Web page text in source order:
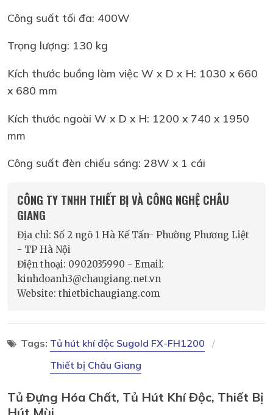
Công suất tối đa: 400W
Trọng lượng: 130 kg
Kích thước buồng làm việc W x D x H: 1030 x 660
x 680 mm
Kích thước ngoài W x D x H: 1200 x 740 x 1950
mm
Công suất đèn chiếu sáng: 28W x 1 cái
CÔNG TY TNHH THIẾT BỊ VÀ CÔNG NGHỆ CHÂU
GIANG
Địa chỉ: Số 2 ngõ 1 Hà Kế Tấn- Phường Phương Liệt
- TP Hà Nội
Điện thoại: 0902035990 - Email:
kinhdoanh3@chaugiang.net.vn
Website: thietbichaugiang.com
Tags: Tủ hút khí độc Sugold FX-FH1200
Thiết bị Châu Giang
Tủ Đựng Hóa Chất, Tủ Hút Khí Độc, Thiết Bị